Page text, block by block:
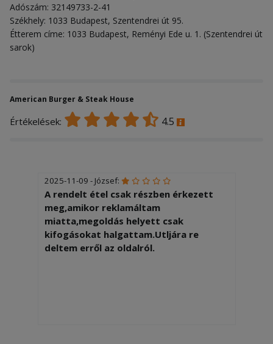
Adószám: 32149733-2-41
Székhely: 1033 Budapest, Szentendrei út 95.
Étterem címe: 1033 Budapest, Reményi Ede u. 1. (Szentendrei út
sarok)
American Burger & Steak House
Értékelések: 4.5
2025-11-09 - József:
A rendelt étel csak részben érkezett
meg,amikor reklamáltam
miatta,megoldás helyett csak
kifogásokat halgattam.Utljára re
deltem erről az oldalról.